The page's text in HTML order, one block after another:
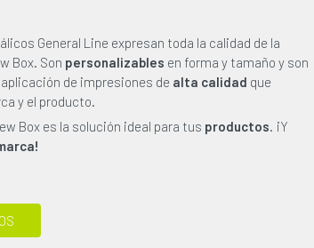
General Line expresan toda la calidad de la
Box. Son personalizables en forma y tamaño y son
de impresiones de alta calidad que
y el producto.
Box es la solución ideal para tus productos. ¡Y